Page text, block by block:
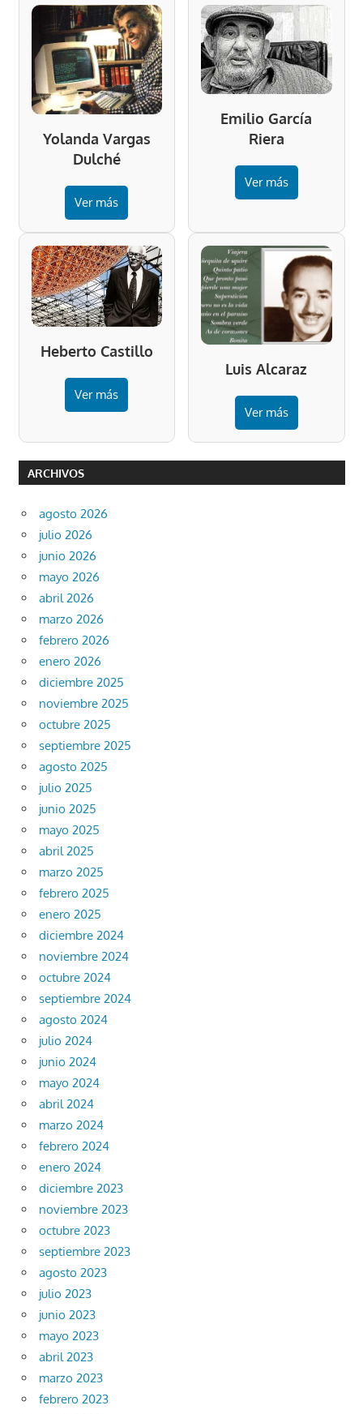
Yolanda Vargas
Dulché
Ver más
Emilio García
Riera
Ver más
Heberto Castillo
Ver más
Luis Alcaraz
Ver más
ARCHIVOS
agosto 2026
julio 2026
junio 2026
mayo 2026
abril 2026
marzo 2026
febrero 2026
enero 2026
diciembre 2025
noviembre 2025
octubre 2025
septiembre 2025
agosto 2025
julio 2025
junio 2025
mayo 2025
abril 2025
marzo 2025
febrero 2025
enero 2025
diciembre 2024
noviembre 2024
octubre 2024
septiembre 2024
agosto 2024
julio 2024
junio 2024
mayo 2024
abril 2024
marzo 2024
febrero 2024
enero 2024
diciembre 2023
noviembre 2023
octubre 2023
septiembre 2023
agosto 2023
julio 2023
junio 2023
mayo 2023
abril 2023
marzo 2023
febrero 2023